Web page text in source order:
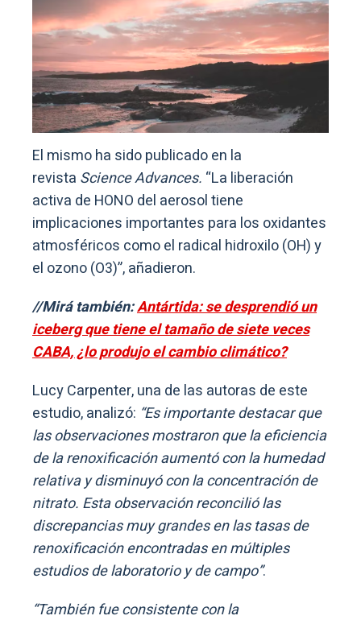
El mismo ha sido publicado en la
revista Science Advances. “La liberación
activa de HONO del aerosol tiene
implicaciones importantes para los oxidantes
atmosféricos como el radical hidroxilo (OH) y
el ozono (O3)”, añadieron.
//Mirá también:Antártida: se desprendió un
iceberg que tiene el tamaño de siete veces
CABA, ¿lo produjo el cambio climático?
Lucy Carpenter, una de las autoras de este
estudio, analizó: “Es importante destacar que
las observaciones mostraron que la eficiencia
de la renoxificación aumentó con la humedad
relativa y disminuyó con la concentración de
nitrato. Esta observación reconcilió las
discrepancias muy grandes en las tasas de
renoxificación encontradas en múltiples
estudios de laboratorio y de campo”.
“También fue consistente con la